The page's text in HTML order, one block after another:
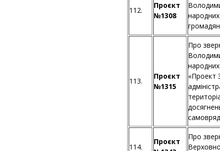
112.
Проєкт
№1308
113.
Проєкт
№1315
Про
«Проект
114.
Проєкт
Про